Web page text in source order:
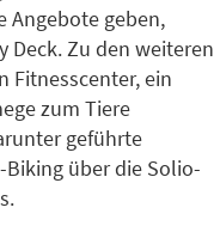
Angebote geben,
Deck. Zu den weiteren
Fitnesscenter, ein
zum Tiere
geführte
über die Solio-